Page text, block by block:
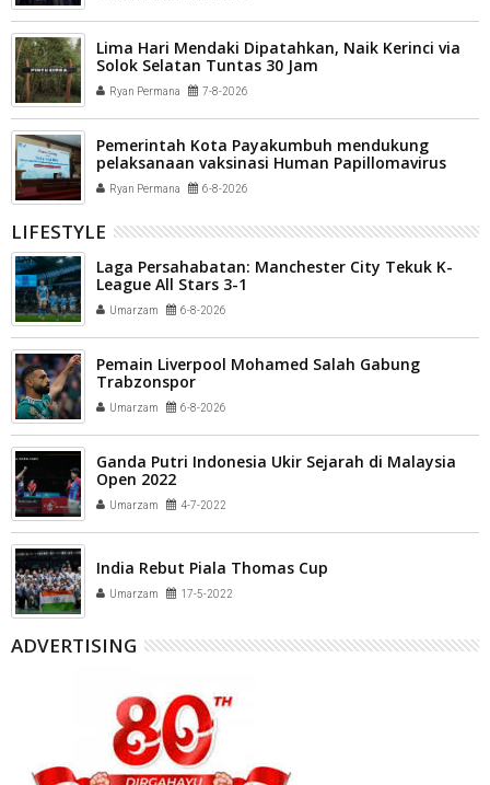
Lima Hari Mendaki Dipatahkan, Naik Kerinci via
Solok Selatan Tuntas 30 Jam
Ryan Permana 7-8-2026
Pemerintah Kota Payakumbuh mendukung
pelaksanaan vaksinasi Human Papillomavirus
(HPV) bagi aparatur sipil negara (ASN) dan
masyarakat
Ryan Permana 6-8-2026
LIFESTYLE
Laga Persahabatan: Manchester City Tekuk K-
League All Stars 3-1
Umarzam 6-8-2026
Pemain Liverpool Mohamed Salah Gabung
Trabzonspor
Umarzam 6-8-2026
Ganda Putri Indonesia Ukir Sejarah di Malaysia
Open 2022
Umarzam 4-7-2022
India Rebut Piala Thomas Cup
Umarzam 17-5-2022
ADVERTISING